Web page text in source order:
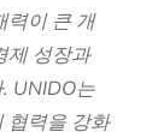
력이 큰 개
제 성장과
UNIDO는
협력을 강화